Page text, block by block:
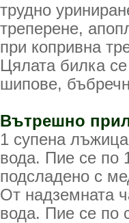
трудно
треперене,
при копривна
Цялата билка
шипове,
Вътрешно
1 супена
вода. Пие се по
подсладено с
От надземната
вода. Пие се по